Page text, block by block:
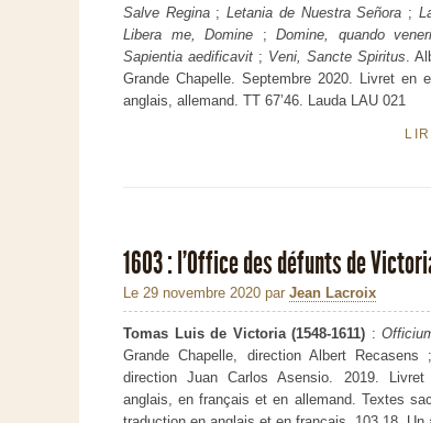
Salve Regina;Letania de Nuestra Señora ;
Libera me, Domine ; Domine, quando
Sapientia aedificavit ; Veni, Sancte Spiritus.
Grande Chapelle. Septembre 2020. Livret en
anglais, allemand. TT 67’46. Lauda LAU 021
1603 : l’Office des défunts de
Le 29 novembre 2020 par Jean Lacroix
Tomas Luis de Victoria (1548-1611) :
Grande Chapelle, direction Albert Recasens
direction Juan Carlos Asensio. 2019.
anglais, en français et en allemand. Textes